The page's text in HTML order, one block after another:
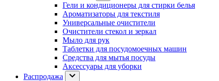
Гели и кондиционеры для стирки белья
Ароматизаторы для текстиля
Универсальные очистители
Очистители стекол и зеркал
Мыло для рук
Таблетки для посудомоечных машин
Средства для мытья посуды
Аксессуары для уборки
Распродажа